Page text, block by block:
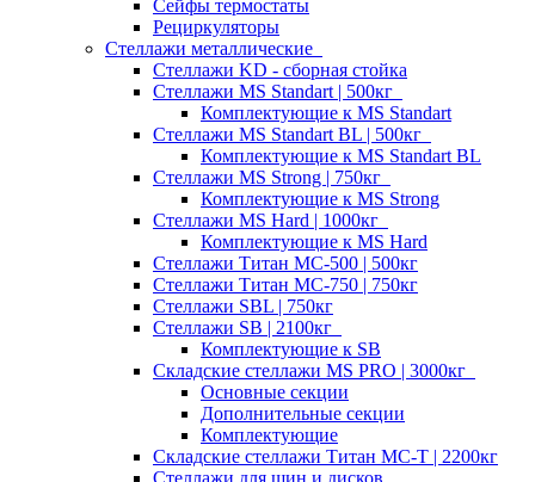
Сейфы термостаты
Рециркуляторы
Стеллажи металлические
Стеллажи KD - сборная стойка
Стеллажи MS Standart | 500кг
Комплектующие к MS Standart
Стеллажи MS Standart BL | 500кг
Комплектующие к MS Standart BL
Стеллажи MS Strong | 750кг
Комплектующие к MS Strong
Стеллажи MS Hard | 1000кг
Комплектующие к MS Hard
Стеллажи Титан МС-500 | 500кг
Стеллажи Титан МС-750 | 750кг
Стеллажи SBL | 750кг
Стеллажи SB | 2100кг
Комплектующие к SB
Складские стеллажи MS PRO | 3000кг
Основные секции
Дополнительные секции
Комплектующие
Складские стеллажи Титан МС-Т | 2200кг
Стеллажи для шин и дисков